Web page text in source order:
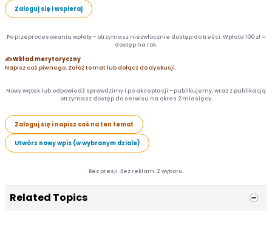
Zaloguj się i wspieraj
Po przeprocesowaniu wpłaty - otrzymasz niezwłocznie dostęp do treści. Wpłata 100 zł =
dostęp na rok.
✍️ Wkład merytoryczny
Napisz coś piwnego. Załóż temat lub dołącz do dyskusji.
Nowy wątek lub odpowiedź sprawdzimy i po akceptacji - publikujemy, wraz z publikacją
otrzymasz dostęp do serwisu na okres 2 miesięcy.
Zaloguj się i napisz coś na ten temat
Utwórz nowy wpis (w wybranym dziale)
Bez presji. Bez reklam. Z wyboru.
Related Topics